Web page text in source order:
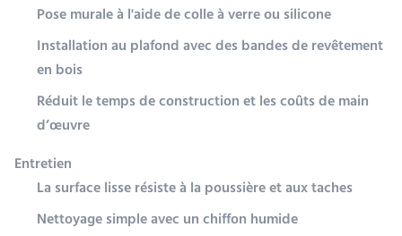
Pose murale à l'aide de colle à verre ou silicone
Installation au plafond avec des bandes de revêtement
en bois
Réduit le temps de construction et les coûts de main
d’œuvre
Entretien
La surface lisse résiste à la poussière et aux taches
Nettoyage simple avec un chiffon humide